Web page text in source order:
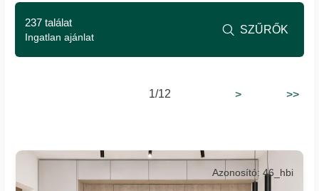
1/12 > >>
Azonosító: 46_hbi
237 találat
Ingatlan ajánlat
 SZŰRŐK